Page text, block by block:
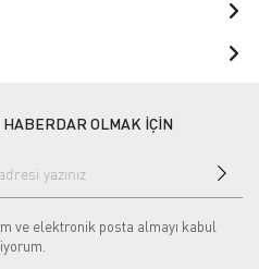
OLMAK İÇİN
ve elektronik posta almayı kabul